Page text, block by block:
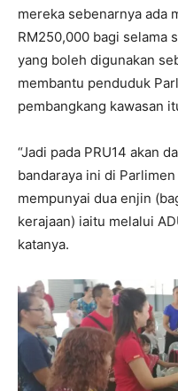
mereka sebenarnya ada
RM250,000 bagi selama
yang boleh digunakan
membantu penduduk
pembangkang kawasan
“Jadi pada PRU14 akan
bandaraya ini di
mempunyai dua enjin
kerajaan) iaitu melalui
katanya.